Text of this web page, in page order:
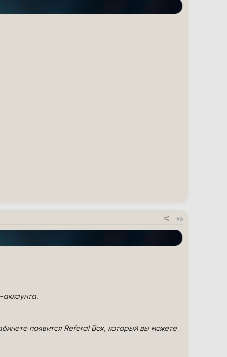
#6
появится Referal Box, который вы можете